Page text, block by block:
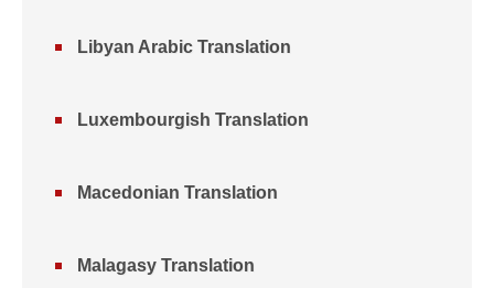
Libyan Arabic Translation
Luxembourgish Translation
Macedonian Translation
Malagasy Translation